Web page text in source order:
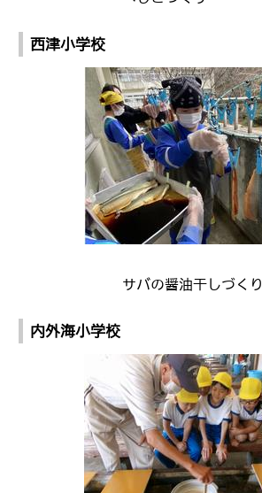
西津小学校
サバの醤油干しづくり
内外海小学校